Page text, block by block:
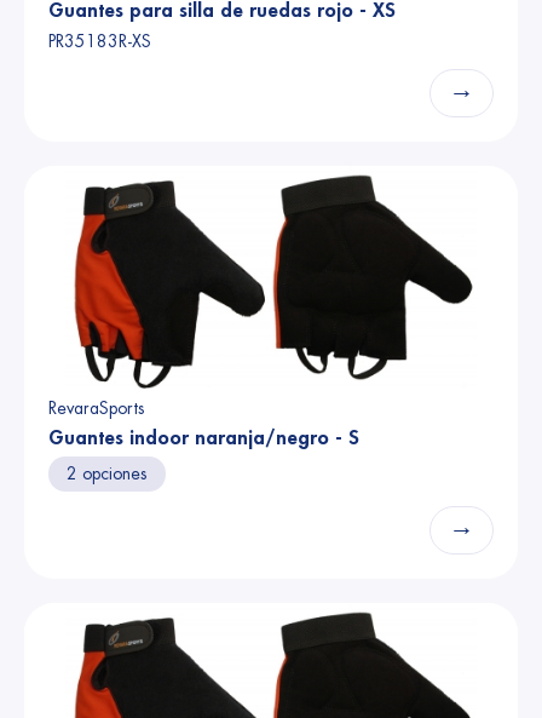
Guantes para silla de ruedas rojo - XS
PR35183R-XS
→
RevaraSports
Guantes indoor naranja/negro - S
2 opciones
→